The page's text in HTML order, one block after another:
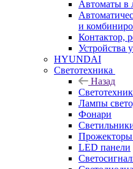
Автоматы в
и
Контактор,
Устройства
HYUNDAI
Светотехника
Назад
Лампы
Фонари
Прожекторы
LED панели